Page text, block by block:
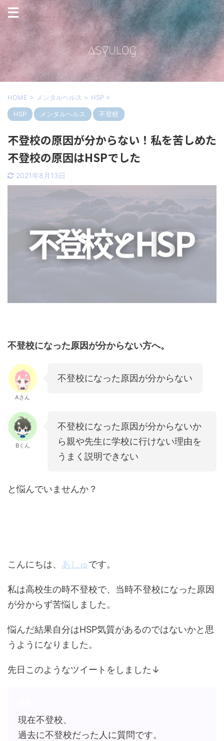
HOME > メンタルヘルス > HSP >
HSP メンタルヘルス 不登校
不登校の原因が分からない！私を苦しめた
不登校の原因はHSPでした
2021年8月13日
不登校になった原因が分からない方へ。
Aさん
不登校になった原因が分からない
Bくん
不登校になった原因が分からないか
ら親や先生に学校に行けない理由を
うまく説明できない
と悩んでいませんか？
こんにちは、 あしゅです。
私は高校生の時不登校で、当時不登校になった原因
が分からず苦悩しました。
悩んだ結果自分はHSP気質があるのではないかと思
うようになりました。
先日このようなツイートをしました↓
現在不登校、
過去に不登校だった人に質問です。